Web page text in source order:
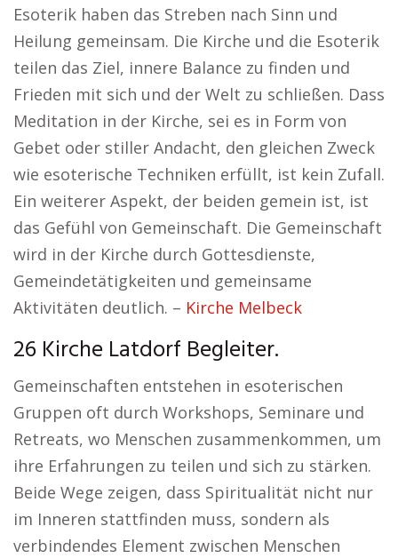
Esoterik haben das Streben nach Sinn und
Heilung gemeinsam. Die Kirche und die Esoterik
teilen das Ziel, innere Balance zu finden und
Frieden mit sich und der Welt zu schließen. Dass
Meditation in der Kirche, sei es in Form von
Gebet oder stiller Andacht, den gleichen Zweck
wie esoterische Techniken erfüllt, ist kein Zufall.
Ein weiterer Aspekt, der beiden gemein ist, ist
das Gefühl von Gemeinschaft. Die Gemeinschaft
wird in der Kirche durch Gottesdienste,
Gemeindetätigkeiten und gemeinsame
Aktivitäten deutlich. – Kirche Melbeck
26 Kirche Latdorf Begleiter.
Gemeinschaften entstehen in esoterischen
Gruppen oft durch Workshops, Seminare und
Retreats, wo Menschen zusammenkommen, um
ihre Erfahrungen zu teilen und sich zu stärken.
Beide Wege zeigen, dass Spiritualität nicht nur
im Inneren stattfinden muss, sondern als
verbindendes Element zwischen Menschen